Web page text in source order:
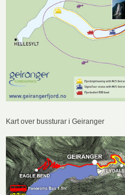
Kart over bussturar i Geiranger